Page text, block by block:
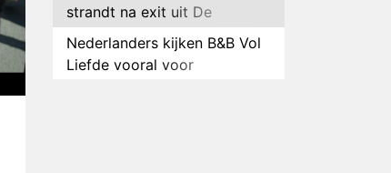
strandt na exit uit De
Bondgenoten
Nederlanders kijken B&B Vol
Liefde vooral voor